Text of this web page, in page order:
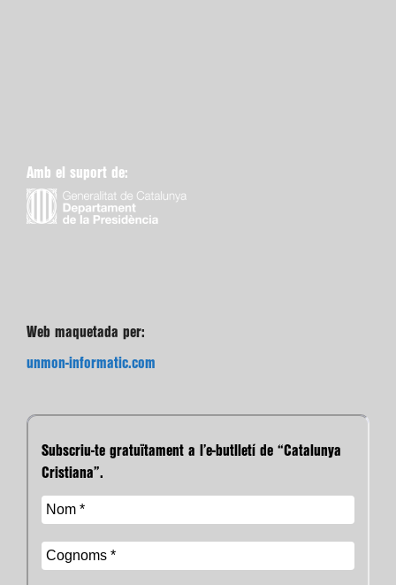
Amb el suport de:
Web maquetada per:
unmon-informatic.com
Subscriu-te gratuïtament a l’e-butlletí de “Catalunya
Cristiana”.